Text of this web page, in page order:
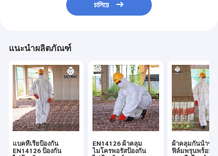
চালিয়ে
แนะนำผลิตภัณฑ์
แบคทีเรียป้องกัน
EN14126 ป้องกัน
EN14126 ผ้าคลุม
ไมโครพอรัสป้องกัน
ผ้าคลุมกันน้ำชนิ
ฟิล์มพรุนพร้อมต